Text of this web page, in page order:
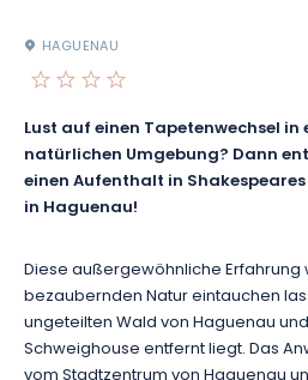
HAGUENAU
Lust auf einen Tapetenwechsel
natürlichen Umgebung? Dann
einen Aufenthalt in
in Haguenau!
Diese außergewöhnliche Erfahrung
bezaubernden Natur eintauchen
ungeteilten Wald von Haguenau
Schweighouse entfernt liegt. Das